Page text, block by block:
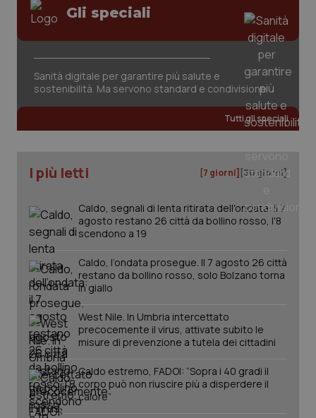
Gli speciali
Sanità digitale per garantire più salute e
sostenibilità. Ma servono standard e condivisione
Tutti gli speciali
I più letti [7 giorni] [30 giorni]
Caldo, segnali di lenta ritirata dell'ondata: il 7
agosto restano 26 città da bollino rosso, l'8
scendono a 19
Caldo, l’ondata prosegue. Il 7 agosto 26 città
restano da bollino rosso, solo Bolzano torna
in giallo
West Nile. In Umbria intercettato
precocemente il virus, attivate subito le
misure di prevenzione a tutela dei cittadini
Caldo estremo, FADOI: “Sopra i 40 gradi il
corpo può non riuscire più a disperdere il
calore”
tracking-sites-ironfish-
session-id
www.quotidianosanita.it